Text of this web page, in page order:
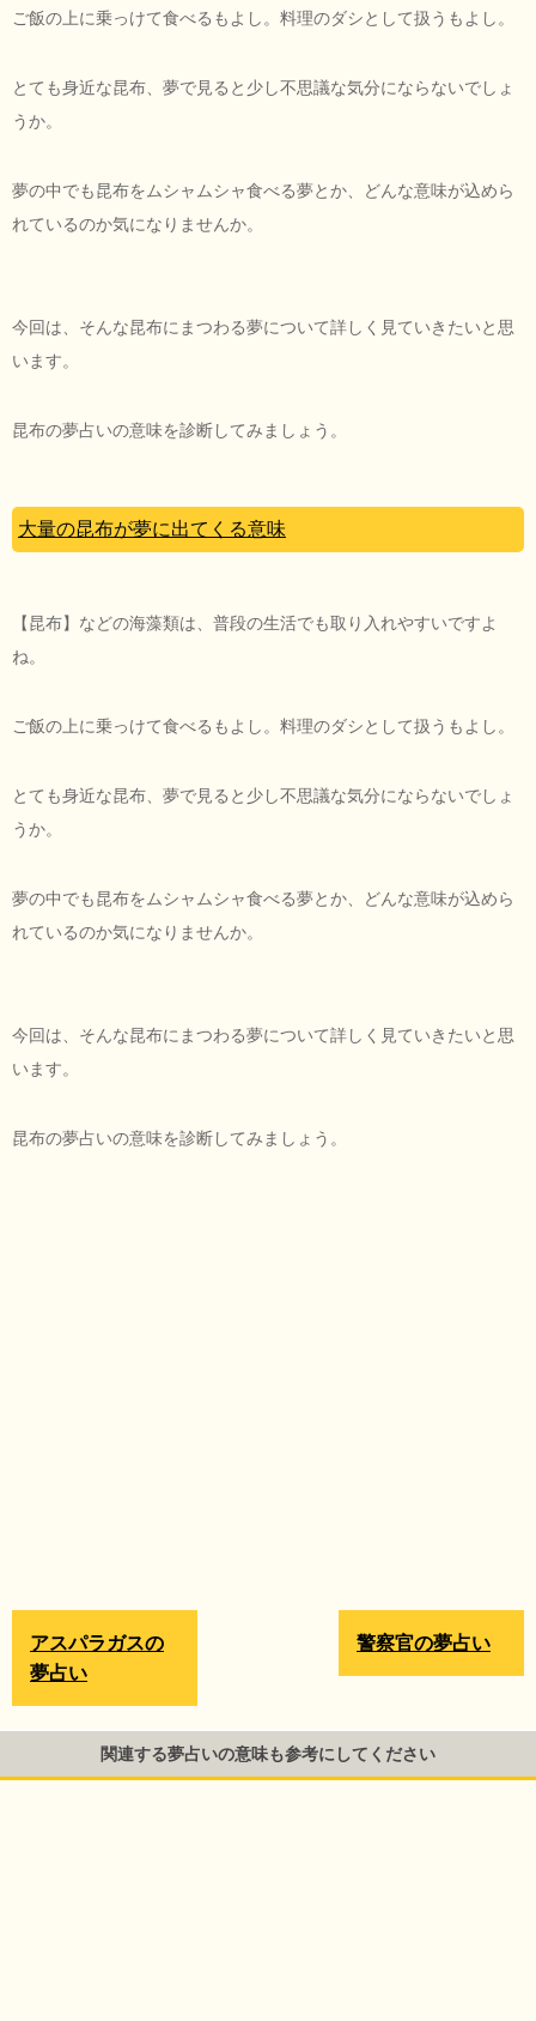
ご飯の上に乗っけて食べるもよし。料理のダシとして扱うもよし。
とても身近な昆布、夢で見ると少し不思議な気分にならないでしょ
うか。
夢の中でも昆布をムシャムシャ食べる夢とか、どんな意味が込めら
れているのか気になりませんか。
今回は、そんな昆布にまつわる夢について詳しく見ていきたいと思
います。
昆布の夢占いの意味を診断してみましょう。
大量の昆布が夢に出てくる意味
【昆布】などの海藻類は、普段の生活でも取り入れやすいですよ
ね。
ご飯の上に乗っけて食べるもよし。料理のダシとして扱うもよし。
とても身近な昆布、夢で見ると少し不思議な気分にならないでしょ
うか。
夢の中でも昆布をムシャムシャ食べる夢とか、どんな意味が込めら
れているのか気になりませんか。
今回は、そんな昆布にまつわる夢について詳しく見ていきたいと思
います。
昆布の夢占いの意味を診断してみましょう。
警察官の夢占い
アスパラガスの
夢占い
関連する夢占いの意味も参考にしてください